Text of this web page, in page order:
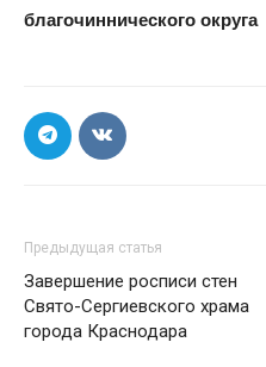
благочиннического округа
Предыдущая статья
Завершение росписи стен
Свято-Сергиевского храма
города Краснодара